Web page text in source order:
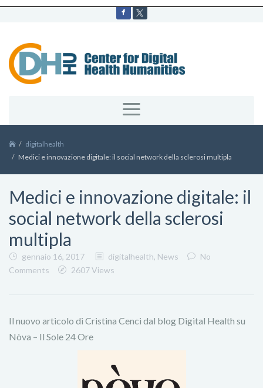
digitalhealth
Medici e innovazione digitale: il social network della sclerosi multipla
Medici e innovazione digitale: il
social network della sclerosi
multipla
gennaio 16, 2017 digitalhealth, News
No
Comments
2607 Views
Il nuovo articolo di Cristina Cenci dal blog Digital Health su
Nòva – Il Sole 24 Ore